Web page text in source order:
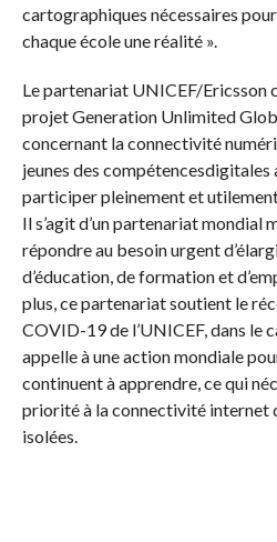
cartographiques nécessaires
chaque école une réalité ».
Le partenariat UNICEF/Ericsson
projet Generation Unlimited
concernant la connectivité
jeunes des compétencesdigitales
participer pleinement et utilement
Il s’agit d’un partenariat mondial
répondre au besoin urgent
d’éducation, de formation et
plus, ce partenariat soutient le
COVID-19 de l’UNICEF, dans le
appelle à une action mondiale
continuent à apprendre, ce qui
priorité à la connectivité internet
isolées.